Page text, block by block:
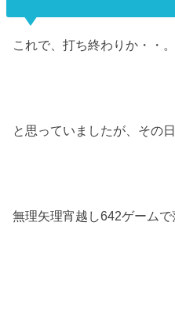
これで、打ち終わりか・・。
と思っていましたが、その
無理矢理宵越し642ゲームで